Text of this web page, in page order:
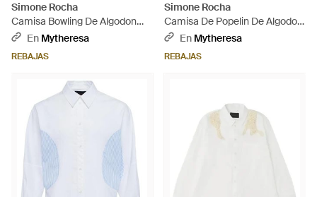
Simone Rocha
Camisa Bowling De Algodon
Adornada - Metálico
En Mytheresa
REBAJAS
Simone Rocha
Camisa De Popelin De Algodon
Con Volantes - Blanco
En Mytheresa
REBAJAS